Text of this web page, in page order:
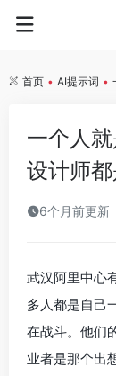
首页 • AI提示词 •
一个人
设计师
6个月前更新
武汉阿里中心
多人都是自己
在战斗。他们
业者是那个出